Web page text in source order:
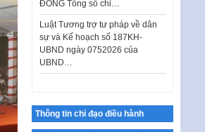
sự và Kế hoạch số 187KH-
UBND ngày 0752026 của
UBND…
Ban hành Danh mục vị trí khai
thác quảng cáo trên địa bàn
thành phố Hà Nội
chính luận về bảo vệ nền tảng tư
tưởng của Đảng…
Thông tin chỉ đạo điều hành